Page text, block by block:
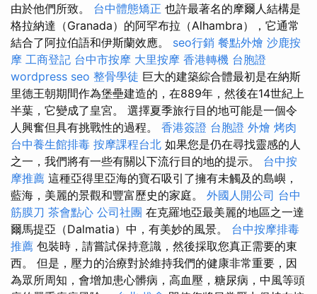
由於他們所致。 台中體態矯正 也許最著名的摩爾人結構是
格拉納達（Granada）的阿罕布拉（Alhambra），它通常
結合了阿拉伯語和伊斯蘭效應。 seo行銷 餐點外燴 沙鹿按
摩 工商登記 台中市按摩 大里按摩 香港轉機 台胞證
wordpress seo 整骨學徒 巨大的建築綜合體最初是在納斯
里德王朝期間作為堡壘建造的，在889年，然後在14世紀上
半葉，它變成了皇宮。 選擇夏季旅行目的地可能是一個令
人興奮但具有挑戰性的過程。 香港簽證 台胞證 外燴 烤肉
台中養生館排毒 按摩課程台北 如果您是仍在尋找靈感的人
之一，我們將有一些有關以下流行目的地的提示。 台中按
摩推薦 這種亞得里亞海的寶石吸引了擁有未觸及的島嶼，
藍海，美麗的景觀和豐富歷史的家庭。 外國人開公司 台中
筋膜刀 茶會點心 公司社團 在克羅地亞最美麗的地區之一達
爾馬提亞（Dalmatia）中，有美妙的風景。 台中按摩排毒
推薦 包裝時，請嘗試保持意識，然後採取您真正需要的東
西。 但是，壓力的治療對於維持我們的健康非常重要，因
為眾所周知，會增加患心髒病，高血壓，糖尿病，中風等頭